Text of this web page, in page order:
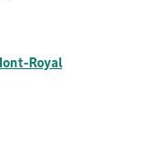
Royal